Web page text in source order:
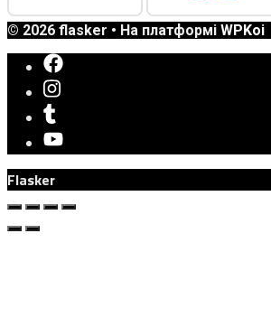
© 2026 flasker • На платформі WPKoi
Flasker